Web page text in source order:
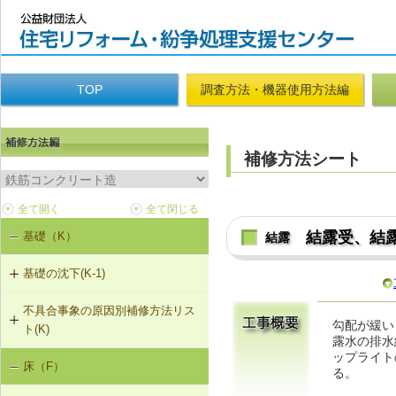
TOP 調査方法・機器使用方法編
基礎（K）
基礎の沈下(K-1)
K-1-702 耐圧版工法
K-1-703 グラウト注入工法
K-1-704 アンダーピニング工法
不具合事象の原因別補修方法リス
ト(K)
基礎の沈下（K-1）
床（F）
補修方法シート
結露 結露受、結
勾配が緩
露水の排
ップライ
る。